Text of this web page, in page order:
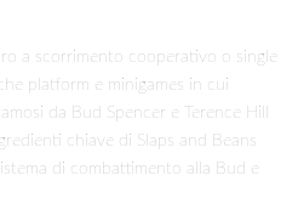
a scorrimento cooperativo o single
platform e minigames in cui
da Bud Spencer e Terence Hill
chiave di Slaps and Beans
di combattimento alla Bud e